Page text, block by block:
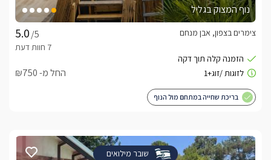
נוף המצוק בגליל
/5
צימרים בצפון, אבן מנחם
החל מ- ₪750
בריכת שחייה במתחם מול הנוף
שובר מילואים